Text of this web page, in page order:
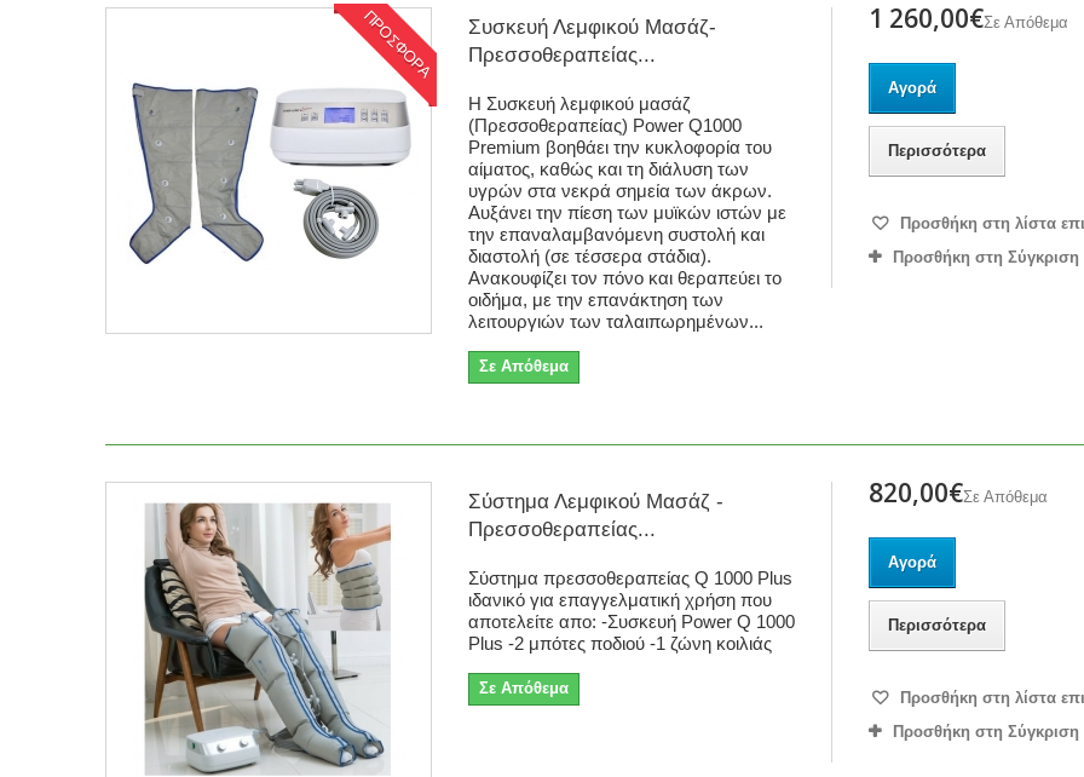
ΠΡΟΣΦΟΡΑ
Συσκευή Λεμφικού Μασάζ-
Πρεσσοθεραπείας...
Η Συσκευή λεμφικού μασάζ
(Πρεσσοθεραπείας) Power Q1000
Premium βοηθάει την κυκλοφορία του
αίματος, καθώς και τη διάλυση των
υγρών στα νεκρά σημεία των άκρων.
Αυξάνει την πίεση των μυϊκών ιστών με
την επαναλαμβανόμενη συστολή και
διαστολή (σε τέσσερα στάδια).
Ανακουφίζει τον πόνο και θεραπεύει το
οιδήμα, με την επανάκτηση των
λειτουργιών των ταλαιπωρημένων...
Σε Απόθεμα
1 260,00€Σε Απόθεμα
Αγορά
Περισσότερα
Προσθήκη στη λίστα
Προσθήκη στη Σύγκριση
Σύστημα Λεμφικού Μασάζ -
Πρεσσοθεραπείας...
Σύστημα πρεσσοθεραπείας Q 1000 Plus
ιδανικό για επαγγελματική χρήση που
αποτελείτε απο: -Συσκευή Power Q 1000
Plus -2 μπότες ποδιού -1 ζώνη κοιλιάς
Σε Απόθεμα
820,00€Σε Απόθεμα
Αγορά
Περισσότερα
Προσθήκη στη λίστα
Προσθήκη στη Σύγκριση